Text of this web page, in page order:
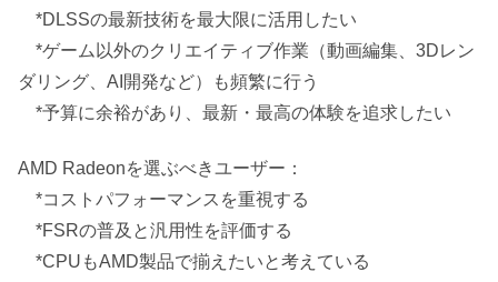
*DLSSの最新技術を最大限に活用したい
*ゲーム以外のクリエイティブ作業（動画編集、3Dレン
ダリング、AI開発など）も頻繁に行う
*予算に余裕があり、最新・最高の体験を追求したい
AMD Radeonを選ぶべきユーザー：
*コストパフォーマンスを重視する
*FSRの普及と汎用性を評価する
*CPUもAMD製品で揃えたいと考えている